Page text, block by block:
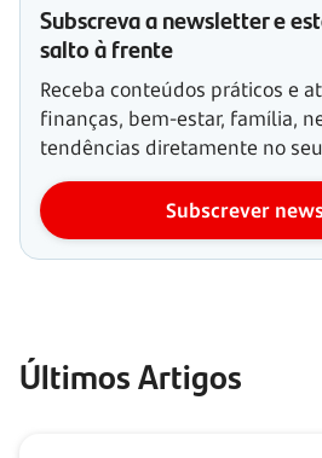
Subscreva a newsletter e
salto à frente
Receba conteúdos práticos e
finanças, bem-estar, família,
tendências diretamente no
Subscrever
Últimos Artigos